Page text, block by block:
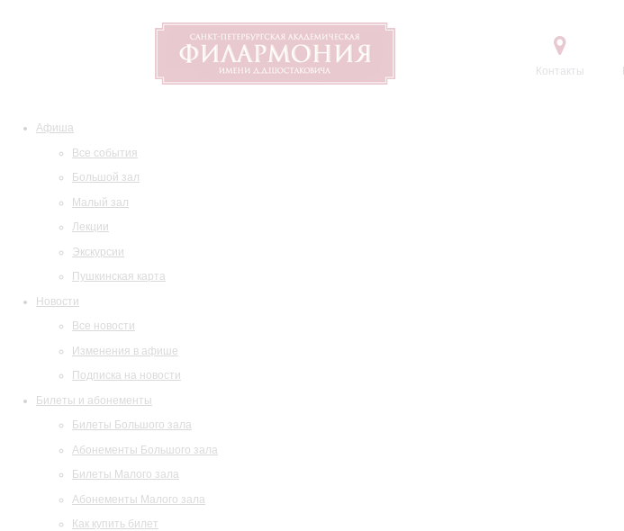
Контакты
Афиша
Все события
Большой зал
Малый зал
Лекции
Экскурсии
Пушкинская карта
Новости
Все новости
Изменения в афише
Подписка на новости
Билеты и абонементы
Билеты Большого зала
Абонементы Большого зала
Билеты Малого зала
Абонементы Малого зала
Как купить билет